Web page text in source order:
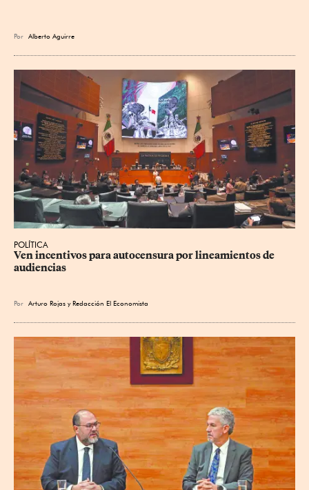
Por Alberto Aguirre
POLÍTICA
Ven incentivos para autocensura por lineamientos de
audiencias
Por Arturo Rojas yRedacción El Economista